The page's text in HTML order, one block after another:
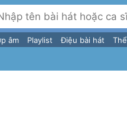
âm Playlist Điệu bài hát